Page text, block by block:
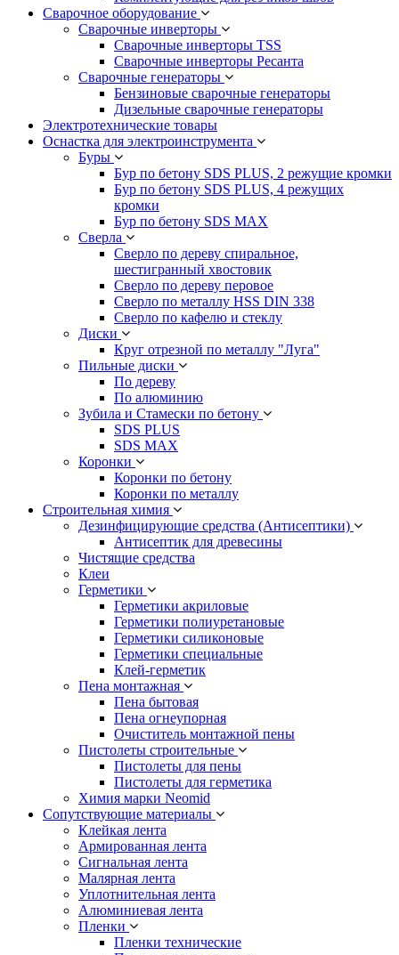
Сварочное оборудование
Сварочные инверторы
Сварочные инверторы TSS
Сварочные инверторы Ресанта
Сварочные генераторы
Бензиновые сварочные генераторы
Дизельные сварочные генераторы
Электротехнические товары
Оснастка для электроинструмента
Буры
Бур по бетону SDS PLUS, 2 режущие кромки
Бур по бетону SDS PLUS, 4 режущих
кромки
Бур по бетону SDS MAX
Сверла
Сверло по дереву спиральное,
шестигранный хвостовик
Сверло по дереву перовое
Сверло по металлу HSS DIN 338
Сверло по кафелю и стеклу
Диски
Круг отрезной по металлу "Луга"
Пильные диски
По дереву
По алюминию
Зубила и Стамески по бетону
SDS PLUS
SDS MAX
Коронки
Коронки по бетону
Коронки по металлу
Строительная химия
Дезинфицирующие средства (Антисептики)
Антисептик для древесины
Чистящие средства
Клеи
Герметики
Герметики акриловые
Герметики полиуретановые
Герметики силиконовые
Герметики специальные
Клей-герметик
Пена монтажная
Пена бытовая
Пена огнеупорная
Очиститель монтажной пены
Пистолеты строительные
Пистолеты для пены
Пистолеты для герметика
Химия марки Neomid
Сопутствующие материалы
Клейкая лента
Армированная лента
Сигнальная лента
Малярная лента
Уплотнительная лента
Алюминиевая лента
Пленки
Пленки технические